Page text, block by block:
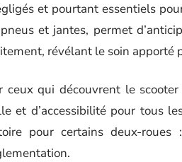
et pourtant essentiels
et jantes, permet
révélant le soin apporté
qui découvrent le
et d’accessibilité pour tous
pour certains deux-